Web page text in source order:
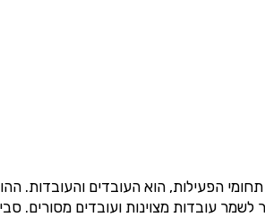
הפעילות, הוא העובדים והעובדות.
עובדות מצוינות ועובדים מסורים.
בדיקת זכאות להחזרי